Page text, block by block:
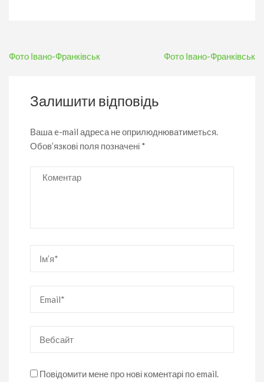
Навігація
Фото Івано-Франківськ Фото Івано-Франківськ
Залишити відповідь
Ваша e-mail адреса не оприлюднюватиметься.
Обов’язкові поля позначені *
Коментар
Повідомити мене про нові коментарі по email.